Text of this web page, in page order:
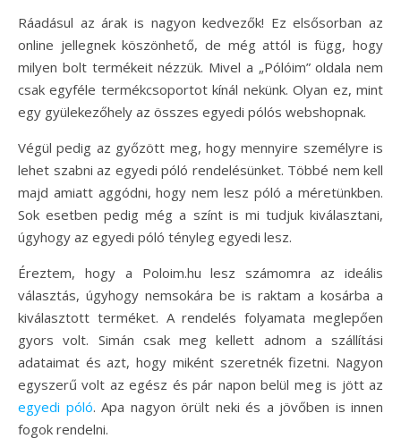
Ráadásul az árak is nagyon kedvezők! Ez elsősorban az
online jellegnek köszönhető, de még attól is függ, hogy
milyen bolt termékeit nézzük. Mivel a „Pólóim” oldala nem
csak egyféle termékcsoportot kínál nekünk. Olyan ez, mint
egy gyülekezőhely az összes egyedi pólós webshopnak.
Végül pedig az győzött meg, hogy mennyire személyre is
lehet szabni az egyedi póló rendelésünket. Többé nem kell
majd amiatt aggódni, hogy nem lesz póló a méretünkben.
Sok esetben pedig még a színt is mi tudjuk kiválasztani,
úgyhogy az egyedi póló tényleg egyedi lesz.
Éreztem, hogy a Poloim.hu lesz számomra az ideális
választás, úgyhogy nemsokára be is raktam a kosárba a
kiválasztott terméket. A rendelés folyamata meglepően
gyors volt. Simán csak meg kellett adnom a szállítási
adataimat és azt, hogy miként szeretnék fizetni. Nagyon
egyszerű volt az egész és pár napon belül meg is jött az
egyedi póló. Apa nagyon örült neki és a jövőben is innen
fogok rendelni.